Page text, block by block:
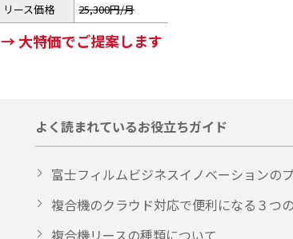
リース価格
25,300円/月
→ 大特価でご提案します
よく読まれているお役立ちガイド
富士フィルムビジネスイノベーションの
複合機のクラウド対応で便利になる３つ
複合機リースの種類について